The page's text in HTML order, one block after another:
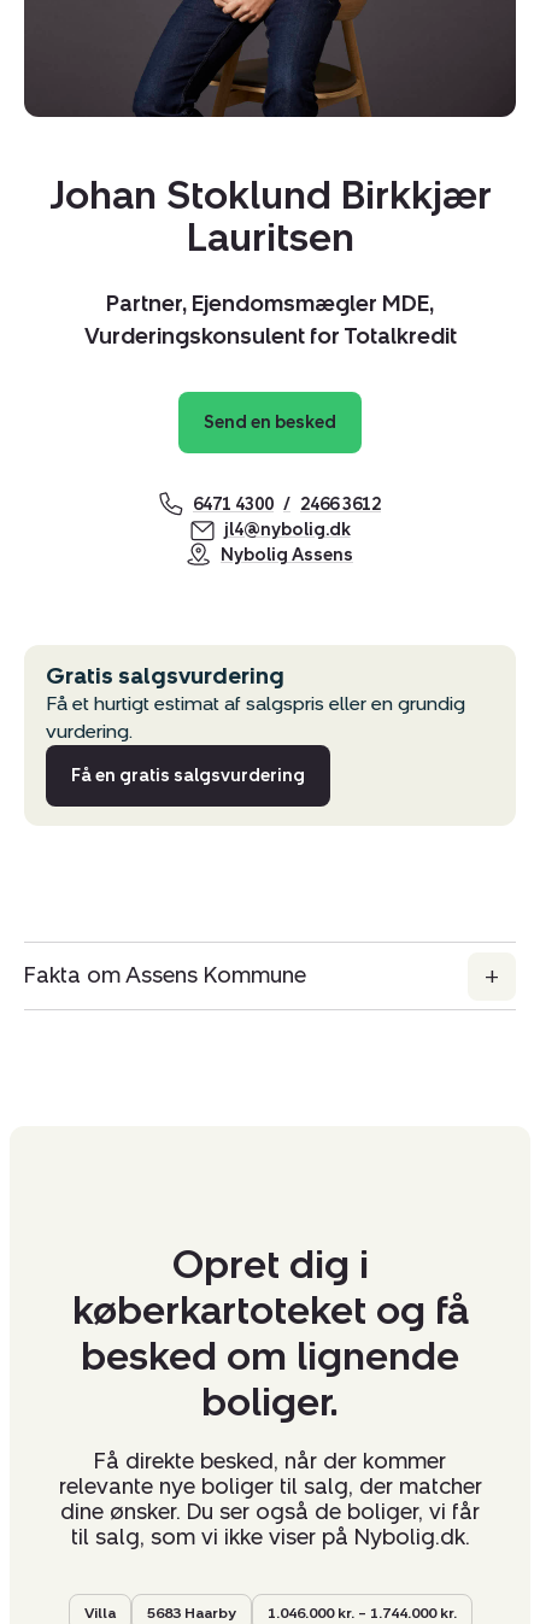
Johan Stoklund Birkkjær
Lauritsen
Partner, Ejendomsmægler MDE,
Vurderingskonsulent for Totalkredit
Send en besked
6471 4300
2466 3612
jl4@nybolig.dk
Nybolig Assens
Gratis salgsvurdering
Få et hurtigt estimat af salgspris eller en grundig
vurdering.
Få en gratis salgsvurdering
Fakta om Assens Kommune
Opret dig i
køberkartoteket og få
besked om lignende
boliger.
Få direkte besked, når der kommer
relevante nye boliger til salg, der matcher
dine ønsker. Du ser også de boliger, vi får
til salg, som vi ikke viser på Nybolig.dk.
Villa 5683 Haarby 1.046.000 kr. – 1.744.000 kr.
Del via mail